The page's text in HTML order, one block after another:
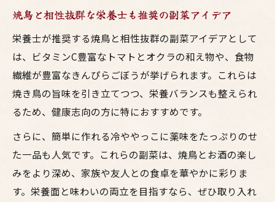
焼鳥と相性抜群な栄養士も推奨の副菜アイデア
栄養士が推奨する焼鳥と相性抜群の副菜アイデアとして
は、ビタミンC豊富なトマトとオクラの和え物や、食物
繊維が豊富なきんぴらごぼうが挙げられます。これらは
焼き鳥の旨味を引き立てつつ、栄養バランスも整えられ
るため、健康志向の方に特におすすめです。
さらに、簡単に作れる冷ややっこに薬味をたっぷりのせ
た一品も人気です。これらの副菜は、焼鳥とお酒の楽し
みをより深め、家族や友人との食卓を華やかに彩りま
す。栄養面と味わいの両立を目指すなら、ぜひ取り入れ